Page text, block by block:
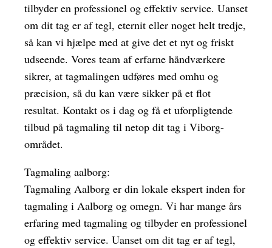
tilbyder en professionel og effektiv service. Uanset
om dit tag er af tegl, eternit eller noget helt tredje,
så kan vi hjælpe med at give det et nyt og friskt
udseende. Vores team af erfarne håndværkere
sikrer, at tagmalingen udføres med omhu og
præcision, så du kan være sikker på et flot
resultat. Kontakt os i dag og få et uforpligtende
tilbud på tagmaling til netop dit tag i Viborg-
området.
Tagmaling aalborg:
Tagmaling Aalborg er din lokale ekspert inden for
tagmaling i Aalborg og omegn. Vi har mange års
erfaring med tagmaling og tilbyder en professionel
og effektiv service. Uanset om dit tag er af tegl,